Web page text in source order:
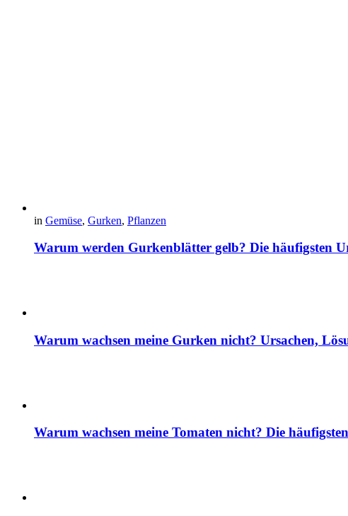
in Gemüse, Gurken, Pflanzen
Warum werden Gurkenblätter gelb? Die häufigsten
Warum wachsen meine Gurken nicht? Ursachen,
Warum wachsen meine Tomaten nicht? Die